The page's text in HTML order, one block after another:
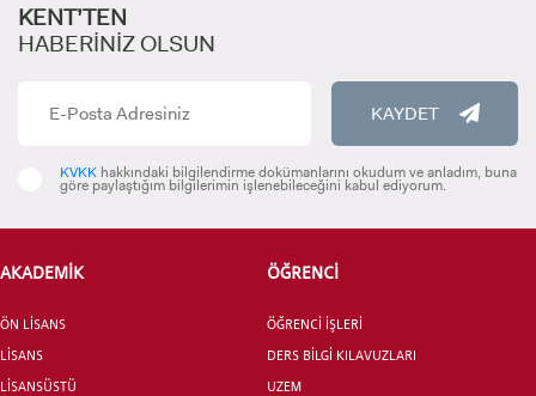
ADAY ÖĞRENCİ
INTERNATIONAL
LİSANSÜSTÜ EĞİTİM ENSTİTÜSÜ
ADAYLARI
KENT’TEN
HABERİNİZ OLSUN
KAYDET
KVKK hakkındaki bilgilendirme dokümanlarını okudum ve anladım, buna
göre paylaştığım bilgilerimin işlenebileceğini kabul ediyorum.
AKADEMİK
ÖN LİSANS
LİSANS
LİSANSÜSTÜ
ÖĞRENCİ
ÖĞRENCİ İŞLERİ
DERS BİLGİ KILAVUZLARI
UZEM